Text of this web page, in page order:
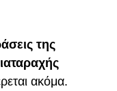
της
ακόμα.